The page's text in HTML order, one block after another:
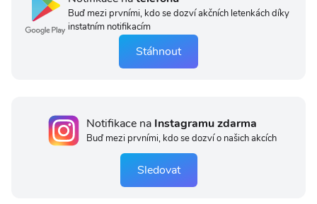
Buď mezi prvními, kdo se dozví akčních letenkách díky
instatním notifikacím
Stáhnout
Notifikace na Instagramu zdarma
Buď mezi prvními, kdo se dozví o našich akcích
Sledovat